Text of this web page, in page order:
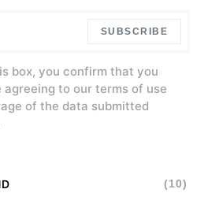
SUBSCRIBE
box, you confirm that you
agreeing to our terms of use
of the data submitted
(10)